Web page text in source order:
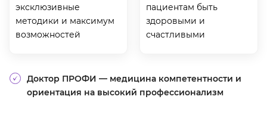
эксклюзивные
методики и максимум
возможностей
пациентам быть
здоровыми и
счастливыми
Доктор ПРОФИ — медицина компетентности и
ориентация на высокий профессионализм